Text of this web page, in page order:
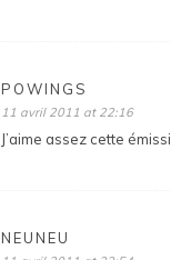
POWINGS
11 avril 2011 at 22:16
J’aime assez cette
NEUNEU